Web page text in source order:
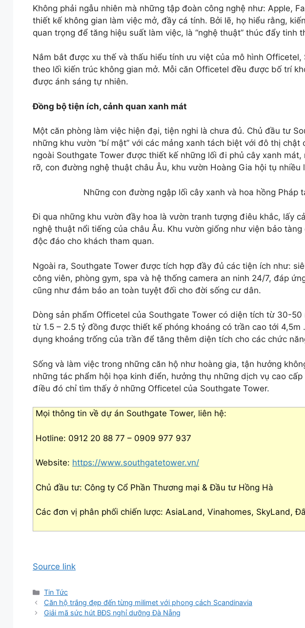
Không phải ngẫu nhiên mà những tập đoàn công nghệ như: Apple,
thiết kế không gian làm việc mở, đầy cá tính. Bởi lẽ, họ hiểu rằng,
quan trọng để tăng hiệu suất làm việc, là “nghệ thuật” thúc đẩy tinh
Nắm bắt được xu thế và thấu hiểu tính ưu việt của mô hình
theo lối kiến trúc không gian mở. Mỗi căn Officetel đều được bố trí
được ánh sáng tự nhiên.
Đồng bộ tiện ích, cảnh quan xanh mát
Một căn phòng làm việc hiện đại, tiện nghi là chưa đủ. Chủ đầu tư
những khu vườn “bí mật” với các mảng xanh tách biệt với đô thị chật
ngoài Southgate Tower được thiết kế những lối đi phủ cây xanh
rỡ, con đường nghệ thuật châu Âu, khu vườn Hoàng Gia hội tụ nhiều
Những con đường ngập lối cây xanh và hoa hồng Pháp
Đi qua những khu vườn đầy hoa là vườn tranh tượng điêu khắc, lấy
nghệ thuật nổi tiếng của châu Âu. Khu vườn giống như viện bảo
độc đáo cho khách tham quan.
Ngoài ra, Southgate Tower được tích hợp đầy đủ các tiện ích như:
công viên, phòng gym, spa và hệ thống camera an ninh 24/7, đáp
cũng như đảm bảo an toàn tuyệt đối cho đời sống cư dân.
Dòng sản phẩm Officetel của Southgate Tower có diện tích từ 30-
từ 1.5 – 2.5 tỷ đồng được thiết kế phóng khoáng có trần cao tới 4,5m
dụng khoảng trống của trần để tăng thêm diện tích cho các chức
Sống và làm việc trong những căn hộ như hoàng gia, tận hưởng
những tác phẩm hội họa kinh điển, hưởng thụ những dịch vụ cao
điều đó chỉ tìm thấy ở những Officetel của Southgate Tower.
Mọi thông tin về dự án Southgate Tower, liên hệ:
Hotline: 0912 20 88 77 – 0909 977 937
Website: https://www.southgatetower.vn/
Chủ đầu tư: Công ty Cổ Phần Thương mại & Đầu tư Hồng Hà
Các đơn vị phân phối chiến lược: AsiaLand, Vinahomes, SkyLand,
Source link
Danh
mục
Tin Tức
Căn hộ trắng đẹp đến từng milimet với phong cách Scandinavia
Giải mã sức hút BĐS nghỉ dưỡng Đà Nẵng